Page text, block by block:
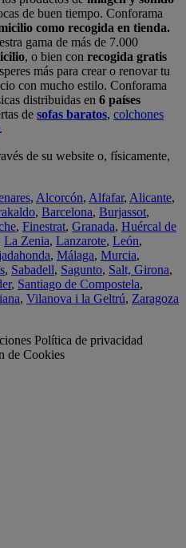
de buen tiempo. Conforama
como recogida en tienda.
gama de más de 7.000
, o bien con recogida gratis
más para crear o renovar tu
con mucho estilo. Conforama
distribuidas en 6 países
de sofas baratos, colchones
.
de su website o, físicamente,
, Alcorcón, Alfafar, Alicante,
, Barcelona, Burjassot,
, Finestrat, Granada, Huércal de
La Zenia, Lanzarote, León,
, Málaga, Murcia,
, Sabadell, Sagunto, Salt, Girona,
, Santiago de Compostela,
, Vilanova i la Geltrú, Zaragoza
Política de privacidad
de Cookies